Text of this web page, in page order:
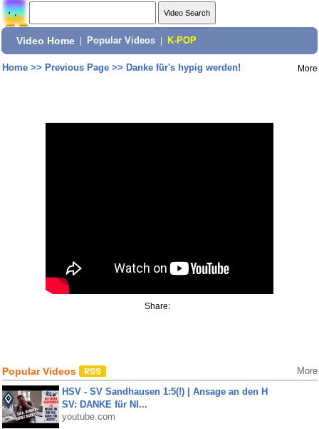
Video Home Popular Videos K-POP
Home>> Previous Page>> Danke für's hypig werden! More
Share:
Popular Videos More
HSV - SV Sandhausen 1:5(!) | Ansage an den H
SV: DANKE für NI...
youtube.com